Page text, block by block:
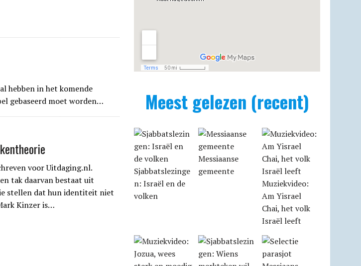
hebben in het komende
gebaseerd moet worden…
voor Uitdaging.nl.
tak daarvan bestaat uit
stellen dat hun identiteit niet
Kinzer is…
Meest gelezen (recent)
Sjabbatslezinge
n: Israël en de
volken
Messiaanse
gemeente
Muziekvideo:
Am Yisrael
Chai, het volk
Israël leeft